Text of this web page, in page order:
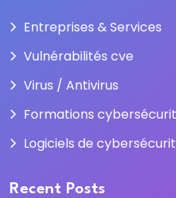
Entreprises & Services
Vulnérabilités cve
Virus / Antivirus
Formations
Logiciels de
Recent Posts